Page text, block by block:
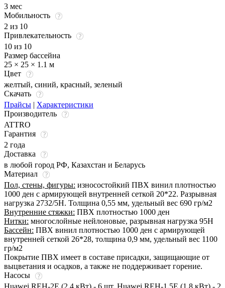
3 мес
Мобильность
2 из 10
Привлекательность
10 из 10
Размер бассейна
25 × 25 × 1.1 м
Цвет
желтый, синий, красный, зеленый
Скачать
Прайсы | Характеристики
Производитель
ATTRO
Гарантия
2 года
Доставка
в любой город РФ, Казахстан и Беларусь
Материал
Пол, стены, фигуры: износостойкий ПВХ винил плотностью
1000 ден с армирующей внутренней сеткой 20*22. Разрывная
нагрузка 2732/5Н. Толщина 0,55 мм, удельный вес 690 гр/м2
Внутренние стяжки: ПВХ плотностью 1000 ден
Нитки: многослойные нейлоновые, разрывная нагрузка 95Н
Бассейн: ПВХ винил плотностью 1000 ден с армирующей
внутренней сеткой 26*28, толщина 0,9 мм, удельный вес 1100
гр/м2
Покрытие ПВХ имеет в составе присадки, защищающие от
выцветания и осадков, а также не поддерживает горение.
Насосы
Huawei REH-2E (2.4 кВт) - 6 шт, Huawei REH-1.5E (1.8 кВт) - 2